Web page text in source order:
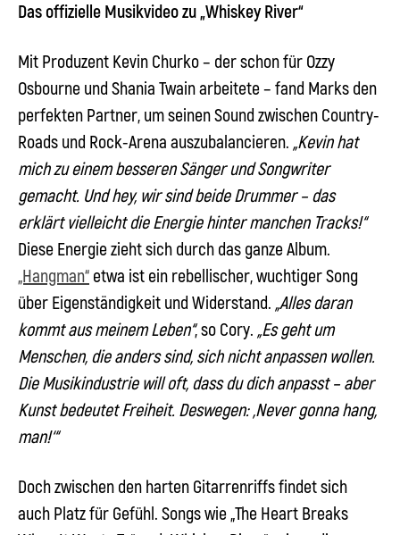
Das offizielle Musikvideo zu „Whiskey River“
Mit Produzent Kevin Churko– der schon für Ozzy
Osbourne und Shania Twainarbeitete – fand Marks den
perfekten Partner, um seinen Sound zwischen Country-
Roads und Rock-Arena auszubalancieren. „Kevin hat
mich zu einem besseren Sänger und Songwriter
gemacht. Und hey, wir sind beide Drummer – das
erklärt vielleicht die Energie hinter manchen Tracks!“
Diese Energie zieht sich durch das ganze Album.
„Hangman“ etwa ist ein rebellischer, wuchtiger Song
über Eigenständigkeit und Widerstand. „Alles daran
kommt aus meinem Leben“, so Cory. „Es geht um
Menschen, die anders sind, sich nicht anpassen wollen.
Die Musikindustrie will oft, dass du dich anpasst – aber
Kunst bedeutet Freiheit. Deswegen: ‚Never gonna hang,
man!‘“
Doch zwischen den harten Gitarrenriffs findet sich
auch Platz für Gefühl. Songs wie„The Heart Breaks